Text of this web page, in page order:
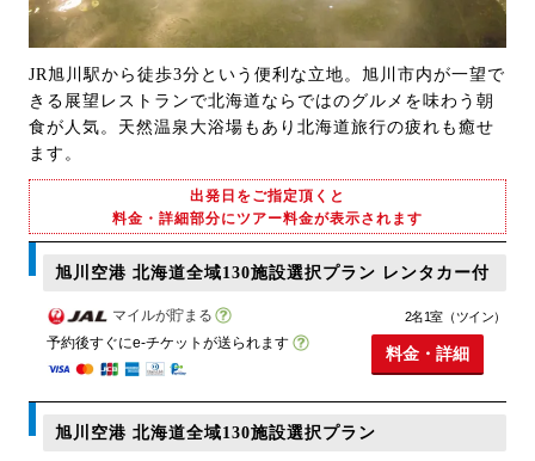
JR旭川駅から徒歩3分という便利な立地。旭川市内が一望で
きる展望レストランで北海道ならではのグルメを味わう朝
食が人気。天然温泉大浴場もあり北海道旅行の疲れも癒せ
ます。
出発日をご指定頂くと
料金・詳細部分にツアー料金が表示されます
旭川空港 北海道全域130施設選択プラン レンタカー付
マイルが貯まる
予約後すぐにe-チケットが送られます
2名1室（ツイン）
料金・詳細
旭川空港 北海道全域130施設選択プラン